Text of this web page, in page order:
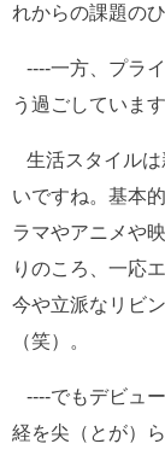
れからの課題の
----一方、プラ
う過ごしていま
生活スタイルは
いですね。基本
ラマやアニメや
りのころ、一応
今や立派なリビ
（笑）。
----でもデビュ
経を尖（とが）